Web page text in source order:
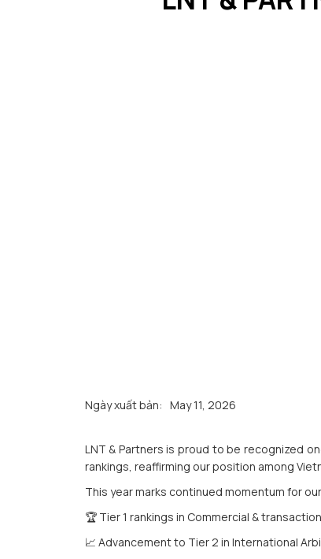
Ngày xuất bản: May 11, 2026
LNT & Partners is proud to be recognized
rankings, reaffirming our position among
This year marks continued momentum for
🏆 Tier 1 rankings in Commercial &
📈 Advancement to Tier 2 in International